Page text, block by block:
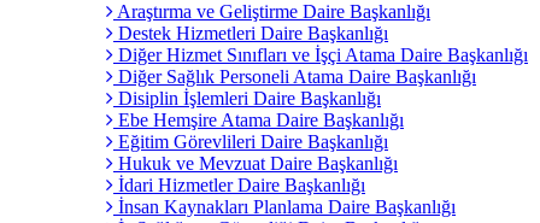
Araştırma ve Geliştirme Daire Başkanlığı
Destek Hizmetleri Daire Başkanlığı
Diğer Hizmet Sınıfları ve İşçi Atama Daire Başkanlığı
Diğer Sağlık Personeli Atama Daire Başkanlığı
Disiplin İşlemleri Daire Başkanlığı
Ebe Hemşire Atama Daire Başkanlığı
Eğitim Görevlileri Daire Başkanlığı
Hukuk ve Mevzuat Daire Başkanlığı
İdari Hizmetler Daire Başkanlığı
İnsan Kaynakları Planlama Daire Başkanlığı